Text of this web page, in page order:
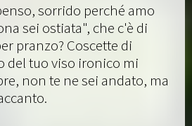
sorrido perché amo
sei ostiata", che c'è di
pranzo? Coscette di
del tuo viso ironico mi
non te ne sei andato, ma